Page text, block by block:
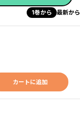
1巻から 最新から
カートに追加